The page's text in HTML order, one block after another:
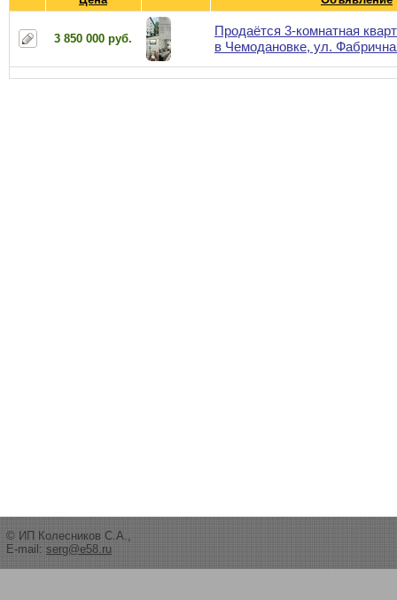
3 850 000 руб.
Продаётся 3-комнатная
в Чемодановке, ул.
© ИП Колесников С.А.,
E-mail: serg@e58.ru